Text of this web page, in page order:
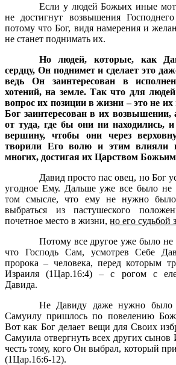
Если у людей Божьих иные
не достигнут возвышения
потому что Бог, видя намерения и
не станет поднимать их.
Но людей, которые, как
сердцу, Он поднимет и сделает это
ведь Он заинтересован в
хотений, на земле. Так что для
вопрос их позиции в жизни – это не
Бог заинтересован в их возвышении,
от туда, где бы они ни находились,
вершину, чтобы они через
творили Его волю и этим влияли
многих, достигая их Царством
Давид просто пас овец, но Бог
угодное Ему. Дальше уже все было не
том смысле, что ему не нужно
выбраться из пастушеского
почетное место в жизни, но его судьбой
Потому все другое уже было
что Господь Сам, усмотрев Себе
пророка – человека, перед которым
Израиля (1Цар.16:4) – с рогом с
Давида.
Не Давиду даже нужно было
Самуилу пришлось по повелению
Вот как Бог делает вещи для Своих
Самуила отвергнуть всех других сынов
честь тому, кого Он выбрал, который
(1Цар.16:6-12).